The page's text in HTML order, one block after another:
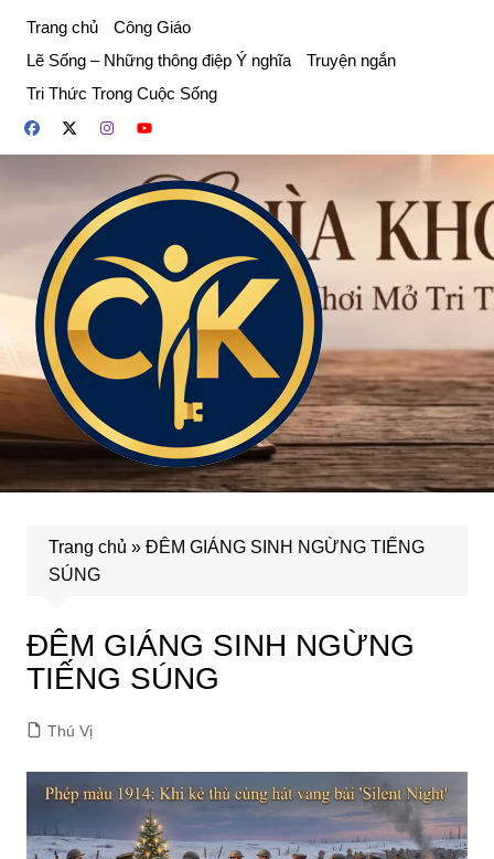
phần
dung
Trang chủ
Công Giáo
Lẽ Sống – Những thông điệp Ý nghĩa
Truyện ngắn
Tri Thức Trong Cuộc Sống
Trang chủ » ĐÊM GIÁNG SINH NGỪNG TIẾNG
SÚNG
ĐÊM GIÁNG SINH NGỪNG
TIẾNG SÚNG
Thú Vị